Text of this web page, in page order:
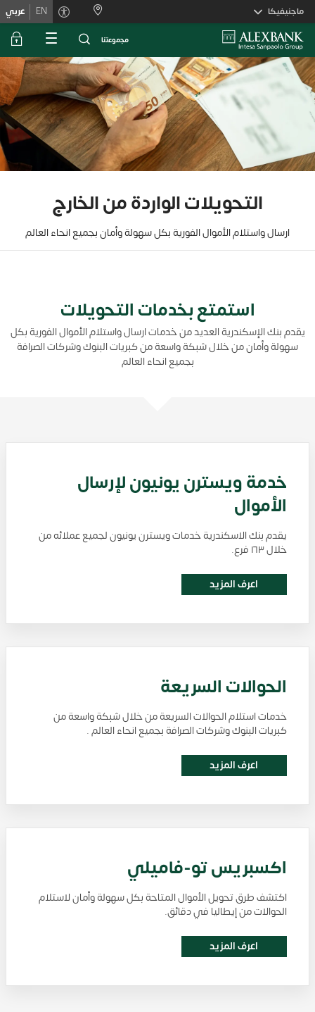
Skiplinks
ماجنيفيكا EN عربي
ﻣﺟﻣوﻋﺗﻧﺎ
التحويلات الواردة من الخارج
ارسال واستلام الأموال الفورية بكل سهولة وأمان بجميع انحاء العالم
استمتع بخدمات التحويلات
يقدم بنك الإسكندرية العديد من خدمات ارسال واستلام الأموال الفورية بكل
سهولة وأمان من خلال شبكة واسعة من كبريات البنوك وشركات الصرافة
بجميع انحاء العالم
خدمة ويسترن يونيون لإرسال
الأموال
يقدم بنك الاسكندرية خدمات ويسترن يونيون لجميع عملائه من
خلال ١٦٣ فرع.
اعرف المزيد
الحوالات السريعة
خدمات استلام الحوالات السريعة من خلال شبكة واسعة من
كبريات البنوك وشركات الصرافة بجميع انحاء العالم .
اعرف المزيد
اكسبريس تو-فاميلي
اكتشف طرق تحويل الأموال المتاحة بكل سهولة وأمان لاستلام
الحوالات من إيطاليا في دقائق.
اعرف المزيد